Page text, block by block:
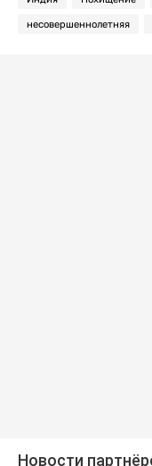
несовершеннолетняя